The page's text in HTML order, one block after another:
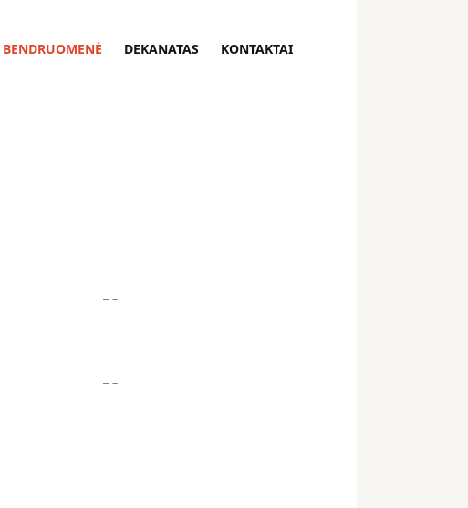
BENDRUOMENĖ DEKANATAS KONTAKTAI